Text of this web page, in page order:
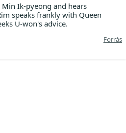
Ik-pyeong and hears
speaks frankly with Queen
U-won's advice.
Forrás